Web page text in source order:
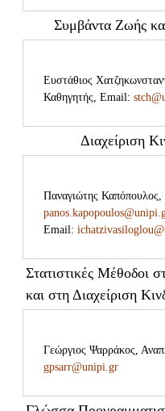
ραντών.
Να μπορεί να
Να μπορεί να
Να μπορεί να
Θεωρία τόκου
Συμβάντα Ζωής
Ευστάθιος
Καθηγητής, Email:
Διαχείριση
Παναγιώτης
Email:
Στατιστικές Μέθοδοι
και στη Διαχείριση
Γεώργιος Ψαρράκος,
gpsarr@unipi.gr